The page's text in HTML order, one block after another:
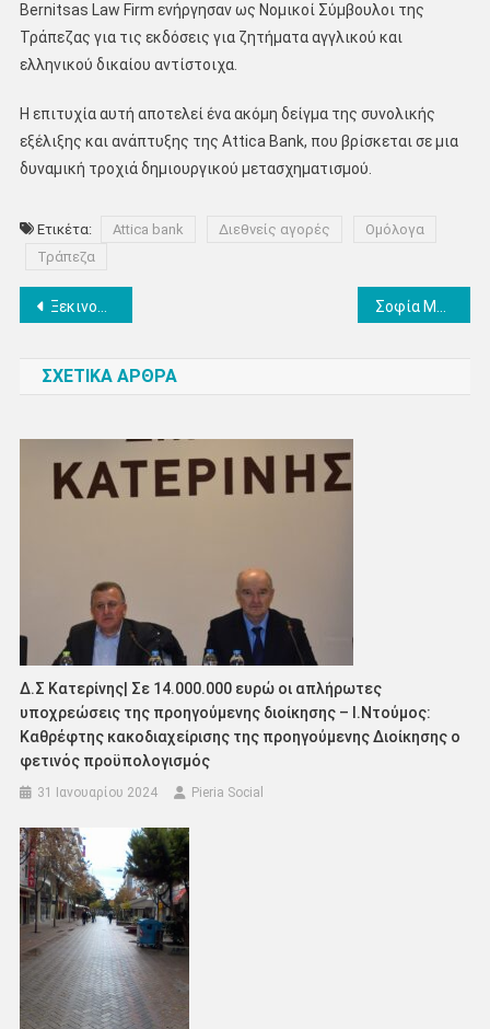
Bernitsas Law Firm ενήργησαν ως Νομικοί Σύμβουλοι της
Τράπεζας για τις εκδόσεις για ζητήματα αγγλικού και
ελληνικού δικαίου αντίστοιχα.
Η επιτυχία αυτή αποτελεί ένα ακόμη δείγμα της συνολικής
εξέλιξης και ανάπτυξης της Attica Bank, που βρίσκεται σε μια
δυναμική τροχιά δημιουργικού μετασχηματισμού.
Ετικέτα: Attica bank Διεθνείς αγορές
Ομόλογα
Τράπεζα
Πλοήγηση
Ξεκινoύν οι ψεκασμοί για την καταπολέμηση των κουνουπιών σε Θεσσαλονίκη, Πιερία και Ημαθίας από την Περιφέρεια Κεντρικής Μακεδονίας
ΣΧΕΤΙΚΑ ΑΡΘΡΑ
Δ.Σ Κατερίνης| Σε 14.000.000 ευρώ οι απλήρωτες
υποχρεώσεις της προηγούμενης διοίκησης – Ι.Ντούμος:
Καθρέφτης κακοδιαχείρισης της προηγούμενης Διοίκησης ο
φετινός προϋπολογισμός
31 Ιανουαρίου 2024 Pieria Social